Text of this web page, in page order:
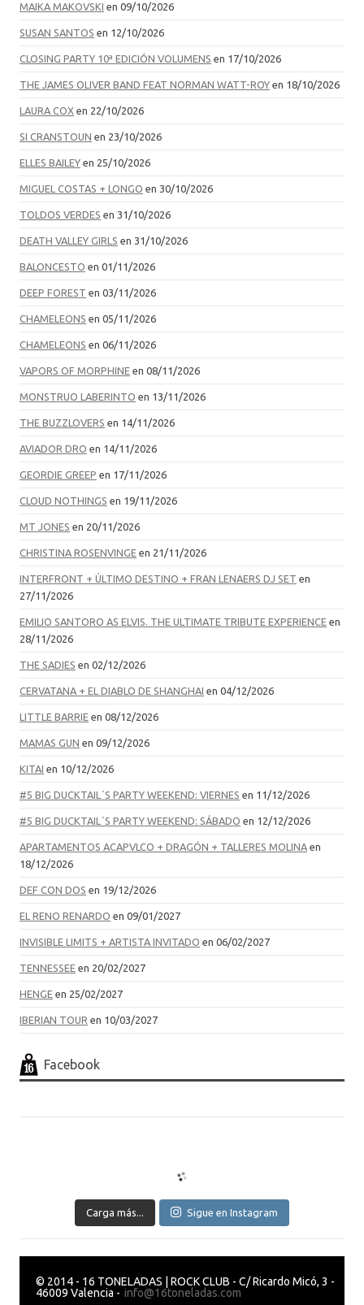
MAIKA MAKOVSKI en 09/10/2026
SUSAN SANTOS en 12/10/2026
CLOSING PARTY 10ª EDICIÓN VOLUMENS en 17/10/2026
THE JAMES OLIVER BAND FEAT NORMAN WATT-ROY en 18/10/2026
LAURA COX en 22/10/2026
SI CRANSTOUN en 23/10/2026
ELLES BAILEY en 25/10/2026
MIGUEL COSTAS + LONGO en 30/10/2026
TOLDOS VERDES en 31/10/2026
DEATH VALLEY GIRLS en 31/10/2026
BALONCESTO en 01/11/2026
DEEP FOREST en 03/11/2026
CHAMELEONS en 05/11/2026
CHAMELEONS en 06/11/2026
VAPORS OF MORPHINE en 08/11/2026
MONSTRUO LABERINTO en 13/11/2026
THE BUZZLOVERS en 14/11/2026
AVIADOR DRO en 14/11/2026
GEORDIE GREEP en 17/11/2026
CLOUD NOTHINGS en 19/11/2026
MT JONES en 20/11/2026
CHRISTINA ROSENVINGE en 21/11/2026
INTERFRONT + ÚLTIMO DESTINO + FRAN LENAERS DJ SET en
27/11/2026
EMILIO SANTORO AS ELVIS. THE ULTIMATE TRIBUTE EXPERIENCE en
28/11/2026
THE SADIES en 02/12/2026
CERVATANA + EL DIABLO DE SHANGHAI en 04/12/2026
LITTLE BARRIE en 08/12/2026
MAMAS GUN en 09/12/2026
KITAI en 10/12/2026
#5 BIG DUCKTAIL´S PARTY WEEKEND: VIERNES en 11/12/2026
#5 BIG DUCKTAIL´S PARTY WEEKEND: SÁBADO en 12/12/2026
APARTAMENTOS ACAPVLCO + DRAGÓN + TALLERES MOLINA en
18/12/2026
DEF CON DOS en 19/12/2026
EL RENO RENARDO en 09/01/2027
INVISIBLE LIMITS + ARTISTA INVITADO en 06/02/2027
TENNESSEE en 20/02/2027
HENGE en 25/02/2027
IBERIAN TOUR en 10/03/2027
Facebook
Carga más... Sigue en Instagram
© 2014 - 16 TONELADAS | ROCK CLUB - C/ Ricardo Micó, 3 -
46009 Valencia - info@16toneladas.com